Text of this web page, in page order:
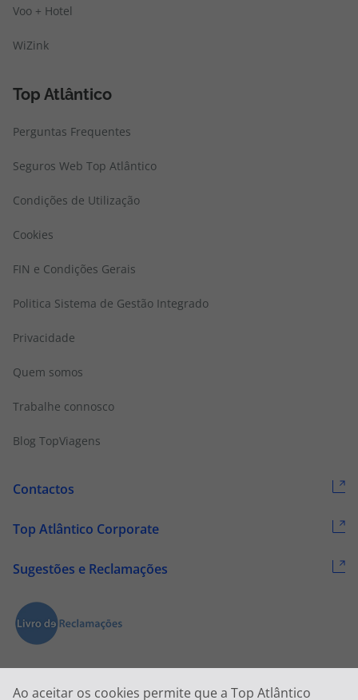
Ao aceitar os cookies permite que a Top Atlântico
Voo + Hotel
WiZink
Top Atlântico
Perguntas Frequentes
Seguros Web Top Atlântico
Condições de Utilização
Cookies
FIN e Condições Gerais
Politica Sistema de Gestão Integrado
Privacidade
Quem somos
Trabalhe connosco
Blog TopViagens
Contactos
Top Atlântico Corporate
Sugestões e Reclamações